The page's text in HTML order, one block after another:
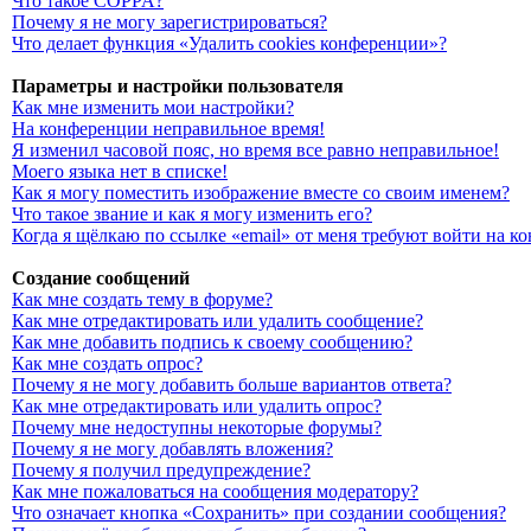
Почему я не могу зарегистрироваться?
Что делает функция «Удалить cookies конференции»?
Параметры и настройки пользователя
Как мне изменить мои настройки?
На конференции неправильное время!
Я изменил часовой пояс, но время все равно неправильное!
Моего языка нет в списке!
Как я могу поместить изображение вместе со своим именем?
Что такое звание и как я могу изменить его?
Когда я щёлкаю по ссылке «email» от меня требуют войти на
Создание сообщений
Как мне создать тему в форуме?
Как мне отредактировать или удалить сообщение?
Как мне добавить подпись к своему сообщению?
Как мне создать опрос?
Почему я не могу добавить больше вариантов ответа?
Как мне отредактировать или удалить опрос?
Почему мне недоступны некоторые форумы?
Почему я не могу добавлять вложения?
Почему я получил предупреждение?
Как мне пожаловаться на сообщения модератору?
Что означает кнопка «Сохранить» при создании сообщения?